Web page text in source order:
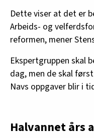
Dette viser at det er
Arbeids- og
reformen, mener
Ekspertgruppen skal
dag, men de skal
Navs oppgaver blir i
Halvannet års